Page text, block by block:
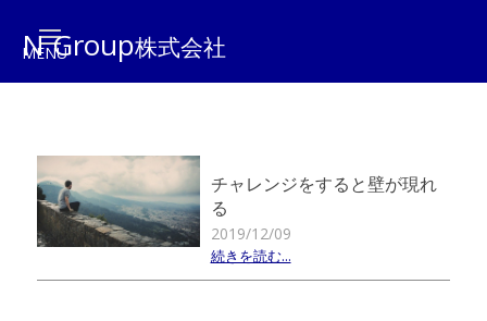
N Group株式会社
チャレンジをすると壁が現れ
る
2019/12/09
続きを読む...